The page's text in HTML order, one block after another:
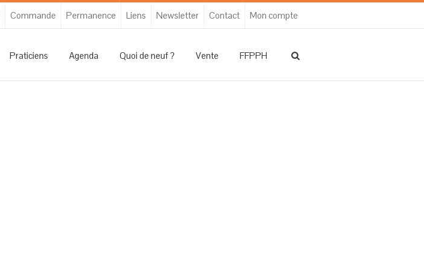
Commande Permanence Liens Newsletter Contact Mon compte
Praticiens Agenda Quoi de neuf ? Vente FFPPH